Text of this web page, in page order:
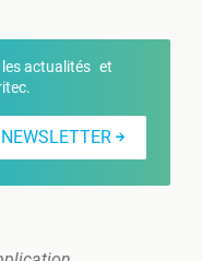
les actualités et